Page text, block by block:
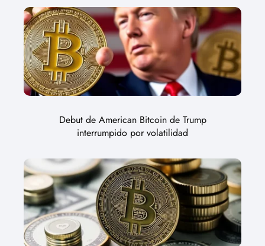
Debut de American Bitcoin de Trump
interrumpido por volatilidad